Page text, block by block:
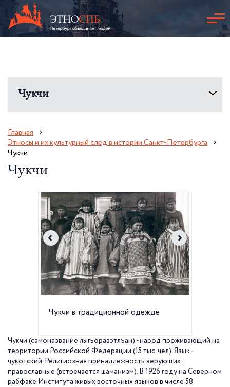
Чукчи
Главная
Этносы и их культурный след в истории Санкт-Петербурга
Чукчи
Чукчи
Чукчи в традиционной одежде
Чукчи (самоназвание лыгьоравэтлъан) - народ проживающий на
территории Российской Федерации (15 тыс. чел). Язык -
чукотский. Религиозная принадлежность верующих:
православные (встречается шаманизм). В 1926 году на Северном
рабфаке Института живых восточных языков в числе 58